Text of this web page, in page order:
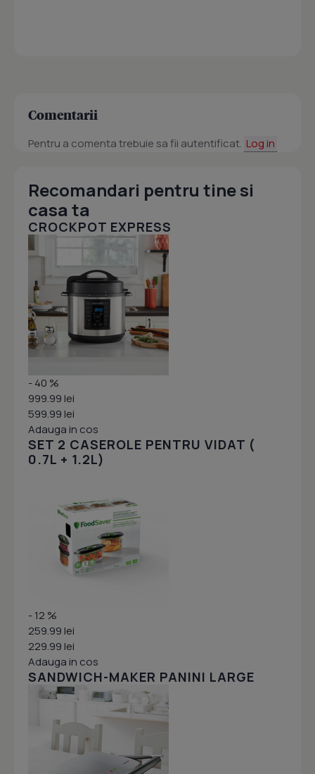
Comentarii
Pentru a comenta trebuie sa fii autentificat. Log in
Recomandari pentru tine si
casa ta
CROCKPOT EXPRESS
- 40 %
999.99 lei
599.99 lei
Adauga in cos
SET 2 CASEROLE PENTRU VIDAT (
0.7L + 1.2L)
- 12 %
259.99 lei
229.99 lei
Adauga in cos
SANDWICH-MAKER PANINI LARGE